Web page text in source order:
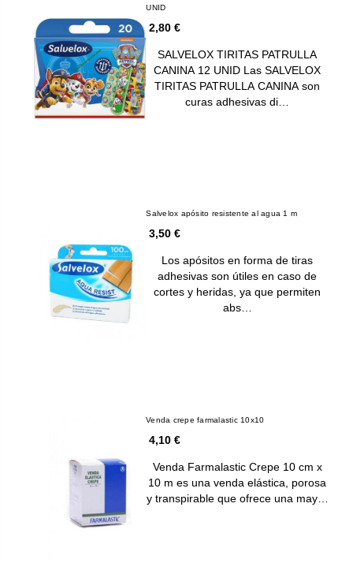
UNID
2,80 €
SALVELOX TIRITAS PATRULLA
CANINA 12 UNID Las SALVELOX
TIRITAS PATRULLA CANINA son
curas adhesivas di…
Salvelox apósito resistente al agua 1 m
3,50 €
Los apósitos en forma de tiras
adhesivas son útiles en caso de
cortes y heridas, ya que permiten
abs…
Venda crepe farmalastic 10x10
4,10 €
Venda Farmalastic Crepe 10 cm x
10 m es una venda elástica, porosa
y transpirable que ofrece una may…